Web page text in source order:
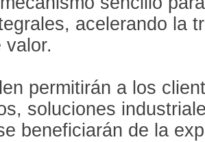
acelerando la
valor.
permitirán a los
soluciones
beneficiarán de la